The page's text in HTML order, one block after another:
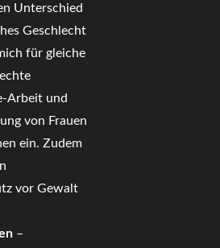
Unterschied
Geschlecht
für gleiche
Arbeit und
von Frauen
ein. Zudem
vor Gewalt
–